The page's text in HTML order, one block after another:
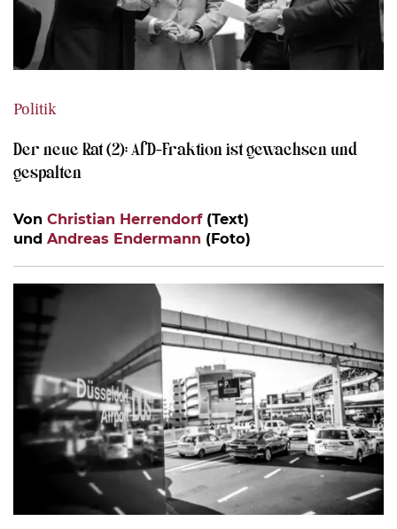
Politik
Der neue Rat (2): AfD-Fraktion ist gewachsen und
gespalten
Von Christian Herrendorf(Text)
und Andreas Endermann (Foto)